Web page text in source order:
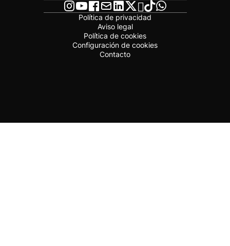
Política de privacidad
Aviso legal
Política de cookies
Configuración de cookies
Contacto